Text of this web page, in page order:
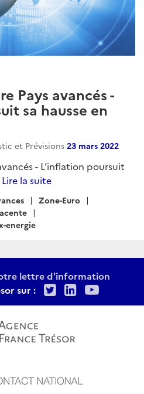
Pays avancés -
sa hausse en
et Prévisions 23 mars 2022
- L’inflation poursuit
Lire la suite
Zone-Euro
energie
lettre d'information
sur :
TwitterLinkedIn